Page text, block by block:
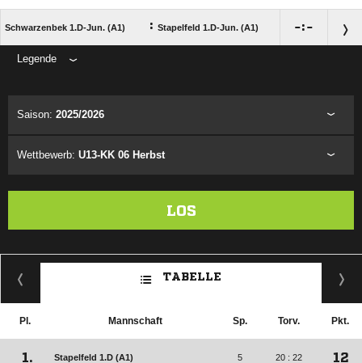
Schwarzenbek 1.D-Jun. (A1) : Stapelfeld 1.D-Jun. (A1) :
Legende
Saison: 2025/2026
Wettbewerb: U13-KK 06 Herbst
LOS
TABELLE
Pl. Mannschaft Sp. Torv. Pkt.
1. Stapelfeld 1.D (A1) 5 20 : 22 12